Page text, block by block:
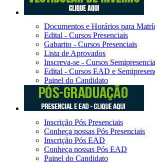
Documentos e Horários para
Edital - Cursos Presenciais
Gabarito - Cursos Presenciais
Lista de Aprovados
Inscreva-se - Cursos
Edital - Cursos EAD e
Painel do Candidato
Inscrição Pós Presenciais
Conheça nossas Pós Presenciais
Inscrição Pós EAD
Conheça nossas Pós EAD
Painel do Candidato